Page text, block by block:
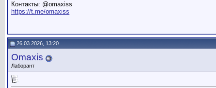
Контакты: @omaxiss
https://t.me/omaxiss
26.03.2026, 13:20
Omaxis
Лаборант